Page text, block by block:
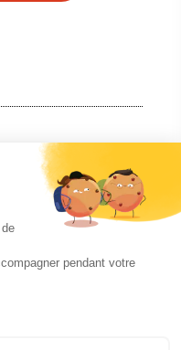
à Nantes